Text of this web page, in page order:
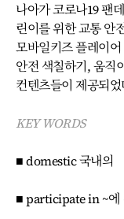
나아가 코로나19 팬
린이를 위한 교통 안
모바일키즈 플레이
안전 색칠하기, 움직
컨텐츠들이 제공되
KEY WORDS
■ domestic 국내의
■ participate in ~에